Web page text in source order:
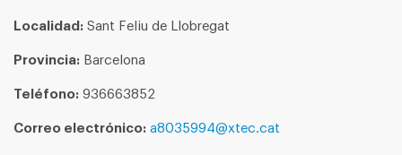
Localidad: Sant Feliu de Llobregat
Provincia: Barcelona
Teléfono: 936663852
Correo electrónico: a8035994@xtec.cat